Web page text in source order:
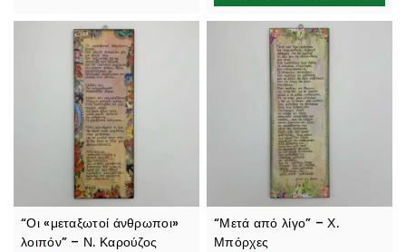
“Οι «μεταξωτοί άνθρωποι»
λοιπόν” – Ν. Καρούζος
“Μετά από λίγο” – Χ.
Μπόρχες